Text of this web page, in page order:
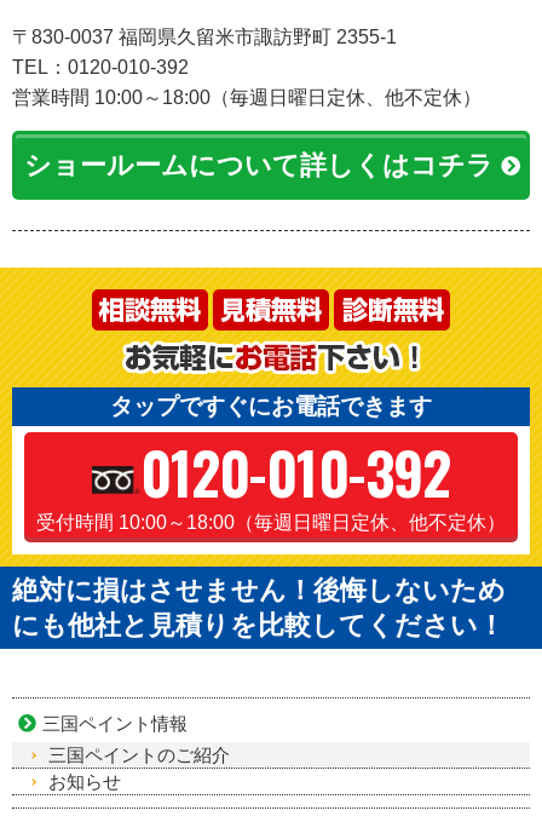
〒830-0037 福岡県久留米市諏訪野町 2355-1
TEL：0120-010-392
営業時間 10:00～18:00（毎週日曜日定休、他不定休）
ショールームについて詳しくはコチラ
タップですぐにお電話できます
0120-010-392
受付時間 10:00～18:00（毎週日曜日定休、他不定休）
絶対に損はさせません！後悔しないため
にも他社と見積りを比較してください！
三国ペイント情報
三国ペイントのご紹介
お知らせ